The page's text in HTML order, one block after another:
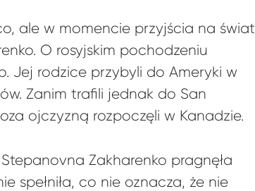
ale w momencie przyjścia na świat
O rosyjskim pochodzeniu
Jej rodzice przybyli do Ameryki w
Zanim trafili jednak do San
ojczyzną rozpoczęli w Kanadzie.
Zakharenko pragnęła
spełniła, co nie oznacza, że nie